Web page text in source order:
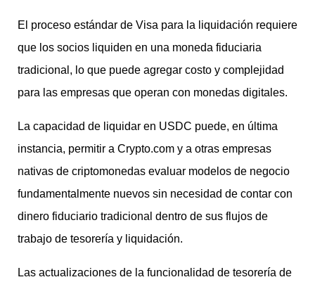
El proceso estándar de Visa para la liquidación requiere
que los socios liquiden en una moneda fiduciaria
tradicional, lo que puede agregar costo y complejidad
para las empresas que operan con monedas digitales.
La capacidad de liquidar en USDC puede, en última
instancia, permitir a Crypto.com y a otras empresas
nativas de criptomonedas evaluar modelos de negocio
fundamentalmente nuevos sin necesidad de contar con
dinero fiduciario tradicional dentro de sus flujos de
trabajo de tesorería y liquidación.
Las actualizaciones de la funcionalidad de tesorería de